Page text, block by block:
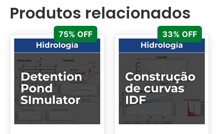
Produtos relacionados
75% OFF 33% OFF